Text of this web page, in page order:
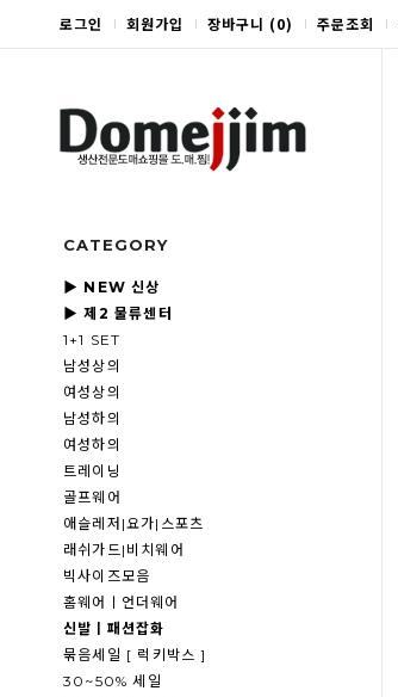
로그인 회원가입 장바구니 (0) 주문조회
CATEGORY
▶ NEW 신상
▶ 제2 물류센터
1+1 SET
남성상의
여성상의
남성하의
여성하의
트레이닝
골프웨어
애슬레저|요가|스포츠
래쉬가드|비치웨어
빅사이즈모음
홈웨어ㅣ언더웨어
신발ㅣ패션잡화
묶음세일 [ 럭키박스 ]
30~50% 세일